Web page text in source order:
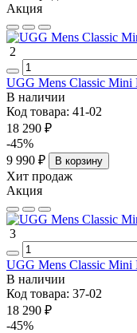
По Москве работает
трех смежных
после примерки и
маркировки «Честный
отправляются через
перед оплатой.
Акция
2
UGG Mens Classic Mini
В наличии
Код товара: 41-02
18 290 ₽
-45%
9 990 ₽
В корзину
Хит продаж
Акция
3
UGG Mens Classic Mini
В наличии
Код товара: 37-02
18 290 ₽
-45%